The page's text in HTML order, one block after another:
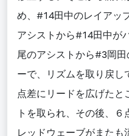
め、#14田中のレイアッ
アシストから#14田中が
尾のアシストから#3岡
ーで、リズムを取り戻し
点差にリードを広げたと
トを取られ、その後、
レッドウェーブがまた